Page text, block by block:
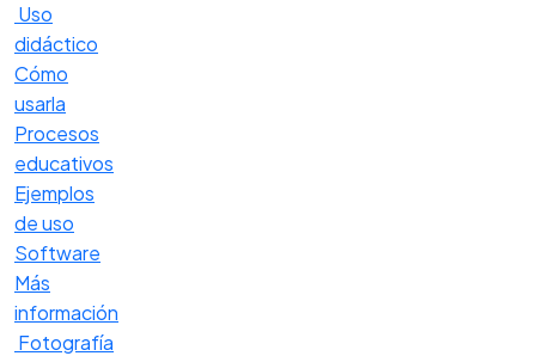
Uso
didáctico
Cómo
usarla
Procesos
educativos
Ejemplos
de uso
Software
Más
información
Fotografía